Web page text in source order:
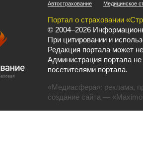
Автострахование Медицинское
Портал о страховании
© 2004–2026
При цитировании и
Редакция портала может
Администрация портала
посетителями портала.
«Медиасфера»: реклама,
создание сайта —